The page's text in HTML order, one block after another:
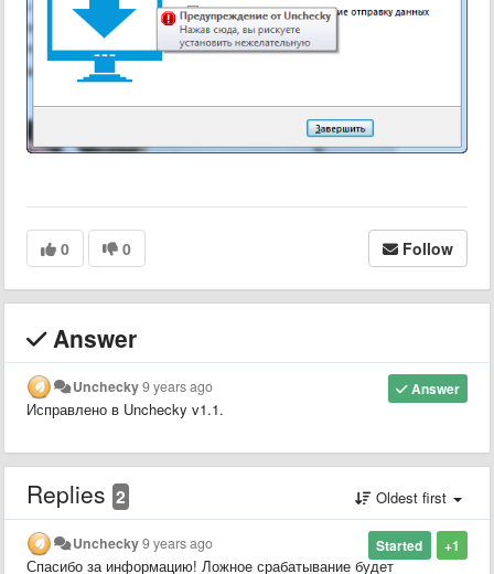
0 0 Follow
Answer
Answer
Unchecky9 years ago
Исправлено в Unchecky v1.1.
Replies 2 Oldest first
+1
Started
Unchecky9 years ago
Спасибо за информацию! Ложное срабатывание будет